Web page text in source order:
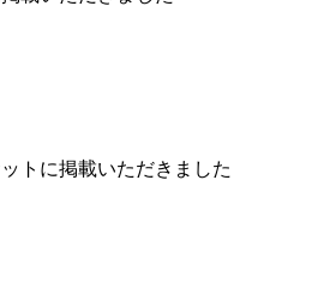
トに掲載いただきました